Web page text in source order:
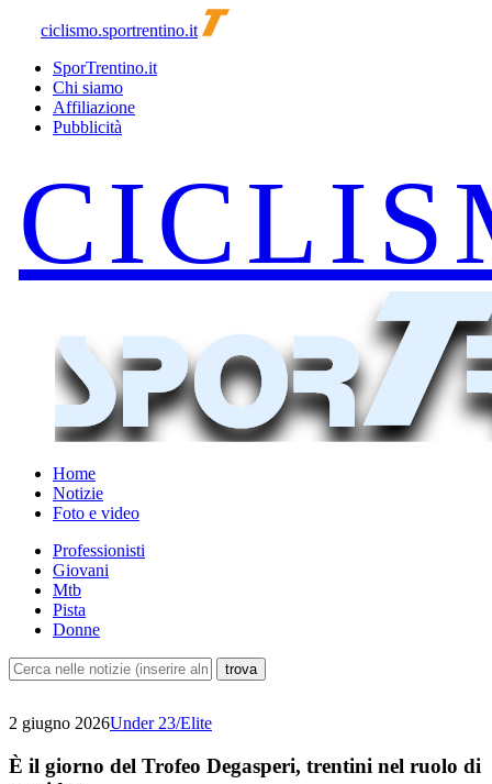
ciclismo.sportrentino.it
SporTrentino.it
Chi siamo
Affiliazione
Pubblicità
Home
Notizie
Foto e video
Professionisti
Giovani
Mtb
Pista
Donne
2 giugno 2026Under 23/Elite
È il giorno del Trofeo Degasperi, trentini nel ruolo di